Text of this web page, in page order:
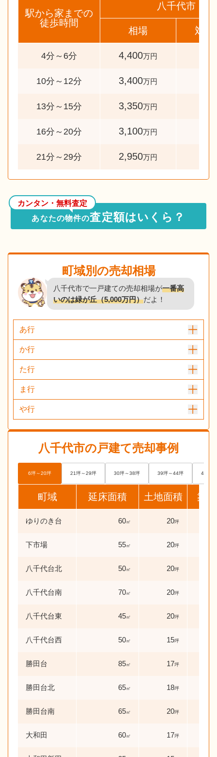
駅から家までの
徒歩時間
八千代市
相場 対象
4分～6分 4,400万円
10分～12分 3,400万円
13分～15分 3,350万円
16分～20分 3,100万円
21分～29分 2,950万円
カンタン・無料査定
あなたの物件の査定額はいくら？
町域別の売却相場
八千代市で一戸建ての売却相場が一番高
いのは緑が丘（5,000万円）だよ！
あ行
か行
た行
ま行
や行
八千代市の戸建て売却事例
6坪～20坪 21坪～29坪 30坪～38坪 39坪～44坪 45坪
町域 延床面積 土地面積 築
ゆりのき台 60㎡ 20坪
下市場 55㎡ 20坪
八千代台北 50㎡ 20坪
八千代台南 70㎡ 20坪
八千代台東 45㎡ 20坪
八千代台西 50㎡ 15坪
勝田台 85㎡ 17坪
勝田台北 65㎡ 18坪
勝田台南 65㎡ 20坪
大和田 60㎡ 17坪